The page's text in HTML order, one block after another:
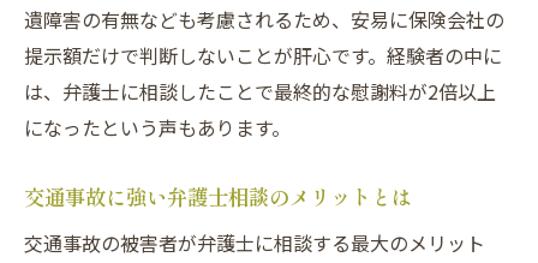
遺障害の有無なども考慮されるため、安易に保険会社の
提示額だけで判断しないことが肝心です。経験者の中に
は、弁護士に相談したことで最終的な慰謝料が2倍以上
になったという声もあります。
交通事故に強い弁護士相談のメリットとは
交通事故の被害者が弁護士に相談する最大のメリット